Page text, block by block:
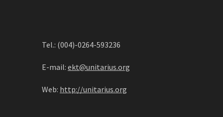
Tel.: (004)-0264-593236
E-mail: ekt@unitarius.org
Web: http://unitarius.org